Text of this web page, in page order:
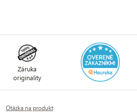
Záruka
originality
Otázka na produkt